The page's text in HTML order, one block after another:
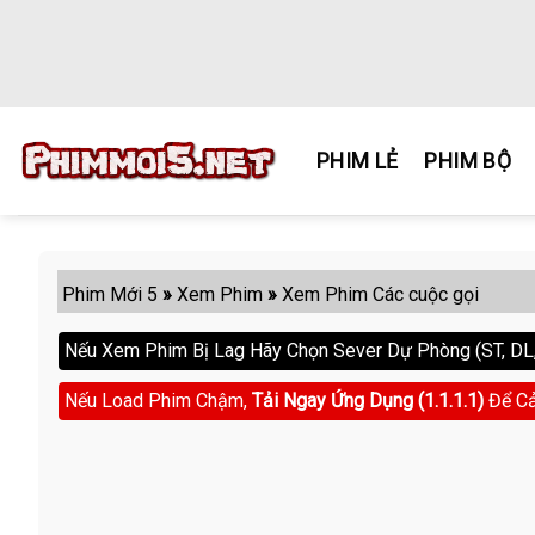
PHIM LẺ PHIM BỘ
Phim Mới 5 » Xem Phim » Xem Phim Các cuộc gọi
Nếu Xem Phim Bị Lag Hãy Chọn Sever Dự Phòng (ST,
Nếu Load Phim Chậm, Tải Ngay Ứng Dụng (1.1.1.1) Để